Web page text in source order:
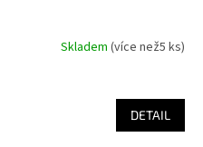
Skladem (více než5 ks)
DETAIL